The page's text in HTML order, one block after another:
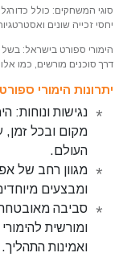
סוגי המשחקים: כולל
יחסי זכייה שונים
הימורי ספורט בישראל:
דרך סוכנים מורשים, כמו
יתרונות הימורי
נגישות
מקום ובכל זמן,
העולם.
מגוון רחב של
ומבצעים
סביבה
ומורשית
ואמינות התהליך.